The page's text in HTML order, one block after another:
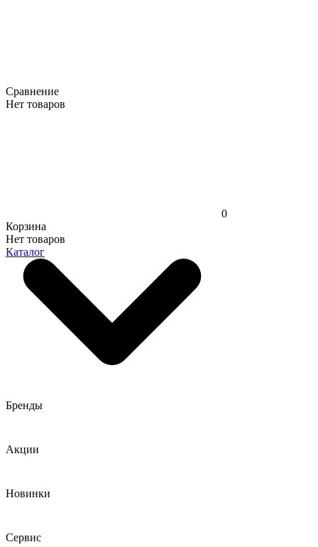
Сравнение
Нет товаров
0
Корзина
Нет товаров
Каталог
Бренды
Акции
Новинки
Сервис